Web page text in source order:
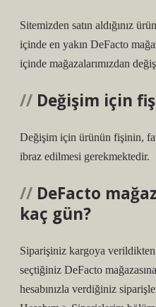
Sitemizden satın aldığınız
içinde en yakın DeFacto
içinde mağazalarımızdan
Değişim için
Değişim için ürünün fişinin,
ibraz edilmesi gerekmektedir.
DeFacto
kaç gün?
Siparişiniz kargoya
seçtiğiniz DeFacto
hesabınızla verdiğiniz